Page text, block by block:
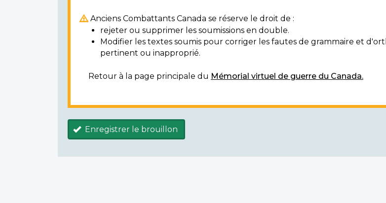
Anciens Combattants Canada se réserve le droit de :
rejeter ou supprimer les soumissions en double.
Modifier les textes soumis pour corriger les fautes de grammaire et
pertinent ou inapproprié.
Retour à la page principale du Mémorial virtuel de guerre du Canada.
Enregistrer le brouillon